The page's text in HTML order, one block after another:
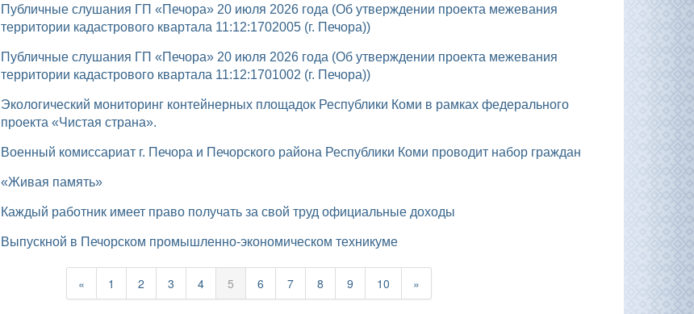
Публичные слушания ГП «Печора» 20 июля 2026 года (Об утверждении проекта межевания
территории кадастрового квартала 11:12:1702005 (г. Печора))
Публичные слушания ГП «Печора» 20 июля 2026 года (Об утверждении проекта межевания
территории кадастрового квартала 11:12:1701002 (г. Печора))
Экологический мониторинг контейнерных площадок Республики Коми в рамках федерального
проекта «Чистая страна».
Военный комиссариат г. Печора и Печорского района Республики Коми проводит набор граждан
«Живая память»
Каждый работник имеет право получать за свой труд официальные доходы
Выпускной в Печорском промышленно-экономическом техникуме
« 1 2 3 4 5 6 7 8 9 10 »